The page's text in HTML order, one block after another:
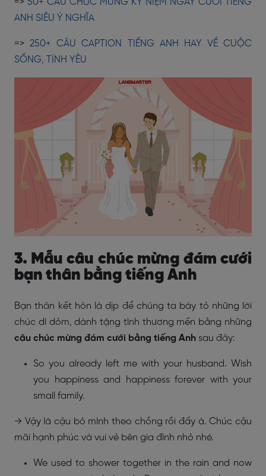
=> 50+ CÂU CHÚC MỪNG KỶ NIỆM NGÀY CƯỚI TIẾNG
ANH SIÊU Ý NGHĨA
=>250+ CÂU CAPTION TIẾNG ANH HAY VỀ CUỘC
SỐNG, TÌNH YÊU
3. Mẫu câu chúc mừng đám cưới
bạn thân bằng tiếng Anh
Bạn thân kết hôn là dịp để chúng ta bày tỏ những lời
chúc dí dỏm, dành tặng tình thương mến bằng những
câu chúc mừng đám cưới bằng tiếng Anh sau đây:
So you already left me with your husband. Wish
you happiness and happiness forever with your
small family.
→ Vậy là cậu bỏ mình theo chồng rồi đấy à. Chúc cậu
mãi hạnh phúc và vui vẻ bên gia đình nhỏ nhé.
We used to shower together in the rain and now